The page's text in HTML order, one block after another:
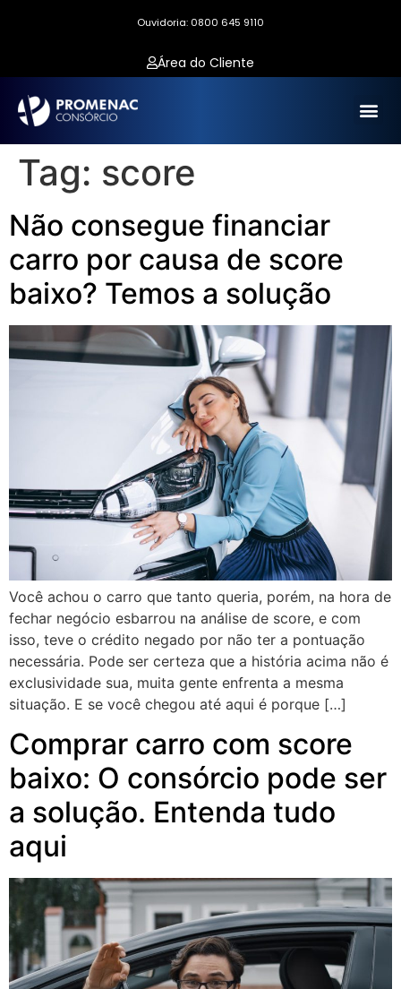
Ouvidoria: 0800 645 9110
Área do Cliente
Tag: score
Não consegue financiar
carro por causa de score
baixo? Temos a solução
Você achou o carro que tanto queria, porém, na hora de
fechar negócio esbarrou na análise de score, e com
isso, teve o crédito negado por não ter a pontuação
necessária. Pode ser certeza que a história acima não é
exclusividade sua, muita gente enfrenta a mesma
situação. E se você chegou até aqui é porque […]
Comprar carro com score
baixo: O consórcio pode ser
a solução. Entenda tudo
aqui